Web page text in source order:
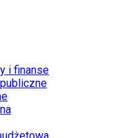
i finanse